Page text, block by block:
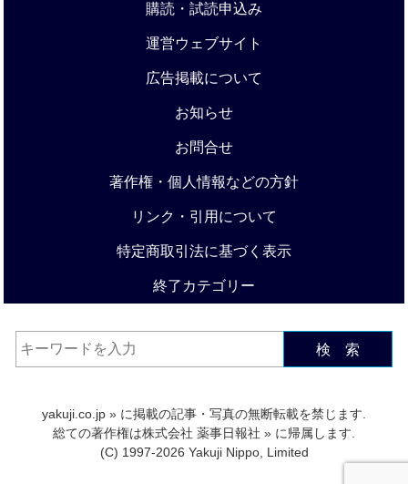
購読・試読申込み
運営ウェブサイト
広告掲載について
お知らせ
お問合せ
著作権・個人情報などの方針
リンク・引用について
特定商取引法に基づく表示
終了カテゴリー
検 索
yakuji.co.jp » に掲載の記事・写真の無断転載を禁じます.
総ての著作権は株式会社 薬事日報社 » に帰属します.
(C) 1997-2026 Yakuji Nippo, Limited